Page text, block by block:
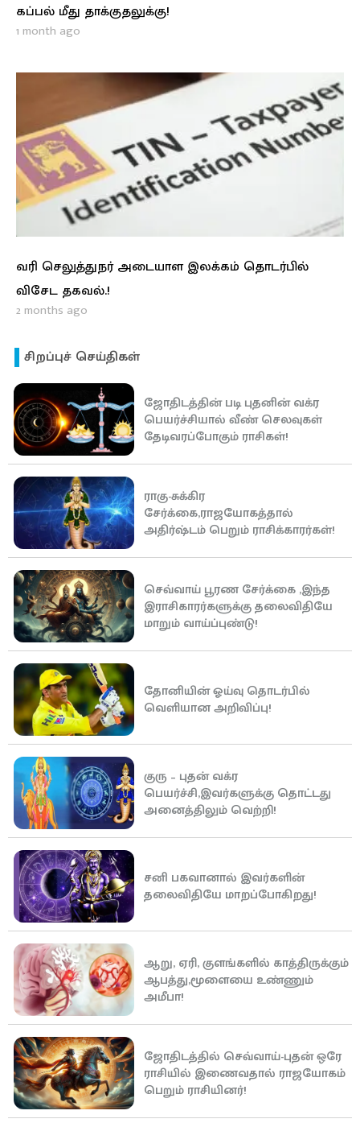
கப்பல் மீது தாக்குதலுக்கு!
1 month ago
வரி செலுத்துநர் அடையாள இலக்கம் தொடர்பில்
விசேட தகவல்.!
2 months ago
சிறப்புச் செய்திகள்
ஜோதிடத்தின் படி புதனின் வக்ர
பெயர்ச்சியால் வீண் செலவுகள்
தேடிவரப்போகும் ராசிகள்!
ராகு-சுக்கிர
சேர்க்கை,ராஜயோகத்தால்
அதிர்ஷ்டம் பெறும் ராசிக்காரர்கள்!
செவ்வாய் பூரண சேர்க்கை ,இந்த
இராசிகாரர்களுக்கு தலைவிதியே
மாறும் வாய்ப்புண்டு!
தோனியின் ஓய்வு தொடர்பில்
வெளியான அறிவிப்பு!
குரு – புதன் வக்ர
பெயர்ச்சி,இவர்களுக்கு தொட்டது
அனைத்திலும் வெற்றி!
சனி பகவானால் இவர்களின்
தலைவிதியே மாறப்போகிறது!
ஆறு, ஏரி, குளங்களில் காத்திருக்கும்
ஆபத்து,மூளையை உண்ணும்
அமீபா!
ஜோதிடத்தில் செவ்வாய்-புதன் ஒரே
ராசியில் இணைவதால் ராஜயோகம்
பெறும் ராசியினர்!